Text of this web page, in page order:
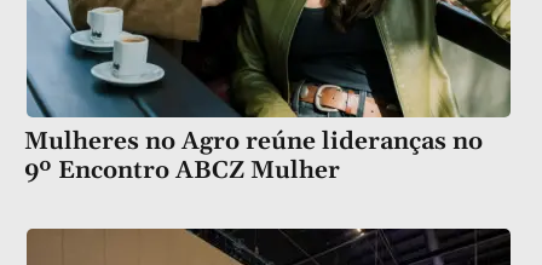
Mulheres no Agro reúne lideranças no
9º Encontro ABCZ Mulher